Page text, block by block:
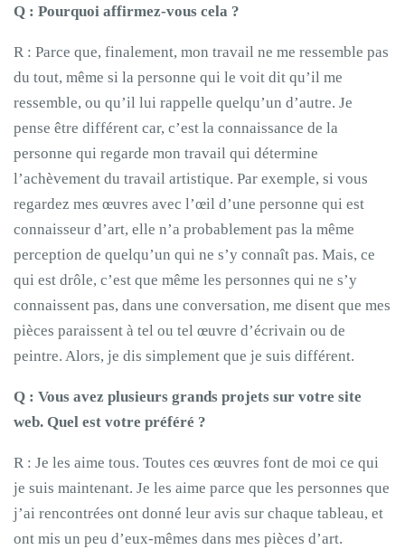
Q : Pourquoi affirmez-vous cela ?
R : Parce que, finalement, mon travail ne me ressemble pas
du tout, même si la personne qui le voit dit qu’il me
ressemble, ou qu’il lui rappelle quelqu’un d’autre. Je
pense être différent car, c’est la connaissance de la
personne qui regarde mon travail qui détermine
l’achèvement du travail artistique. Par exemple, si vous
regardez mes œuvres avec l’œil d’une personne qui est
connaisseur d’art, elle n’a probablement pas la même
perception de quelqu’un qui ne s’y connaît pas. Mais, ce
qui est drôle, c’est que même les personnes qui ne s’y
connaissent pas, dans une conversation, me disent que mes
pièces paraissent à tel ou tel œuvre d’écrivain ou de
peintre. Alors, je dis simplement que je suis différent.
Q : Vous avez plusieurs grands projets sur votre site
web. Quel est votre préféré ?
R : Je les aime tous. Toutes ces œuvres font de moi ce qui
je suis maintenant. Je les aime parce que les personnes que
j’ai rencontrées ont donné leur avis sur chaque tableau, et
ont mis un peu d’eux-mêmes dans mes pièces d’art.